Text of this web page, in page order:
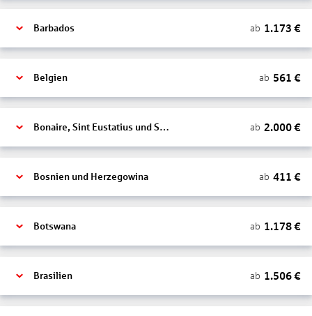
Barbados ab 1.173 €
Belgien ab 561 €
Bonaire, Sint Eustatius und Saba ab 2.000€
Bosnien und Herzegowina ab 411 €
Botswana ab 1.178€
Brasilien ab 1.506€